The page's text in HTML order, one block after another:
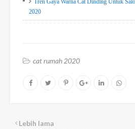
Tren Gaya Warna Cat Dinding Untuk
2020
cat rumah 2020
Lebih lama